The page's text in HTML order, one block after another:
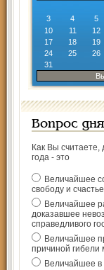
3
4 5
10
11 12
17
18 19
24
25 26
31
Вопрос дня
Как Вы считаете,
года - это
Величайшее
свободу и
Величайшее
доказавшее
справедливого
Величайшее
причиной
Величайшее в